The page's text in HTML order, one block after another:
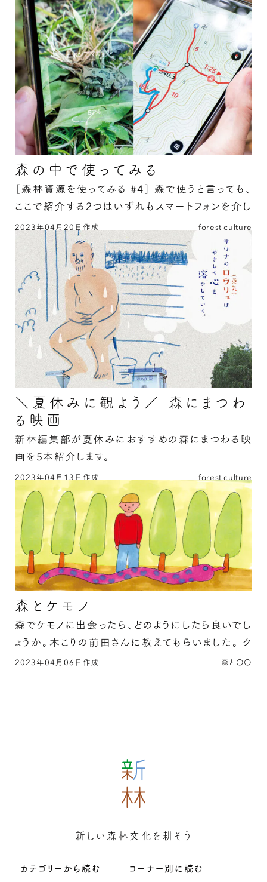
新林連載者がすすめる森にまつわる映画の続きを
読む
森の中で使ってみる
［森林資源を使ってみる #4］ 森で使うと言っても、
ここで紹介する2つはいずれもスマートフォンを介し
て使用する道具です。登山やキャンプなど、森での
アクテ …
2023年04月20日作成 forest culture
森の中で使ってみるの続きを読む
＼夏休みに観よう／ 森にまつわ
る映画
新林編集部が夏休みにおすすめの森にまつわる映
画を5本紹介します。
2023年04月13日作成 forest culture
＼夏休みに観よう／ 森にまつわる映画の続きを
読む
森とケモノ
森でケモノに出会ったら、どのようにしたら良いでし
ょうか。木こりの前田さんに教えてもらいました。 ク
マ 背中を見せて逃げる …
2023年04月06日作成 森と〇〇
新しい森林文化を耕そう
カテゴリーから読む
コーナー別に読む